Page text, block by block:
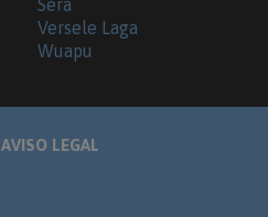
Sera
Versele Laga
Wuapu
AVISO LEGAL